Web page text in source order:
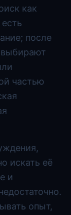
как
после
выбирают
частью
искать её
и
опыт,